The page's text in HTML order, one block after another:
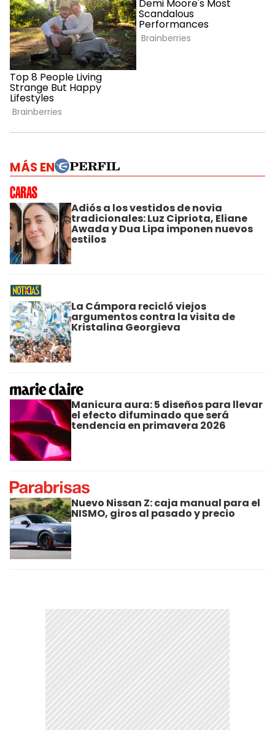
MÁS EN
Adiós a los vestidos de novia
tradicionales: Luz Cipriota, Eliane
Awada y Dua Lipa imponen nuevos
estilos
La Cámpora recicló viejos
argumentos contra la visita de
Kristalina Georgieva
Manicura aura: 5 diseños para llevar
el efecto difuminado que será
tendencia en primavera 2026
Nuevo Nissan Z: caja manual para el
NISMO, giros al pasado y precio